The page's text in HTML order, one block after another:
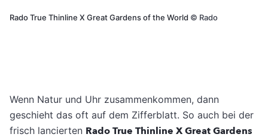
Rado True Thinline X Great Gardens of the World © Rado
Wenn Natur und Uhr ­zusammenkommen, dann
geschieht das oft auf dem Zifferblatt. So auch bei der
frisch lancierten Rado True Thinline X Great Gardens